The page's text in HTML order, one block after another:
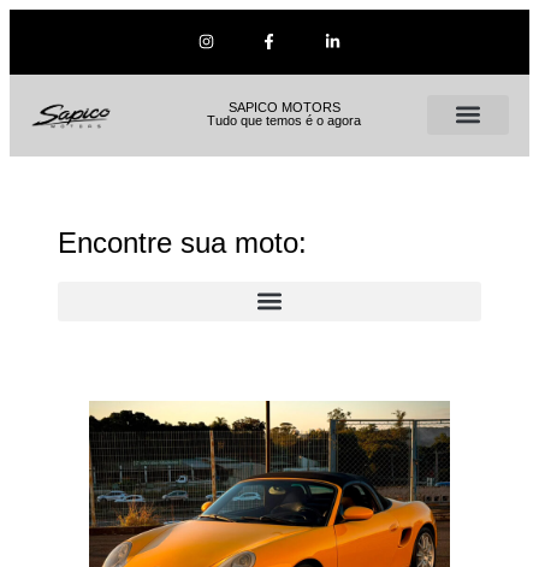
SAPICO MOTORS
Tudo que temos é o agora
Encontre sua moto: